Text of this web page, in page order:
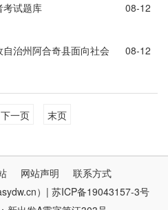
考试题库
08-12
治州阿合奇县面向社会
08-12
下一页 末页
网站声明
联系方式
）| 苏ICP备19043157-3号